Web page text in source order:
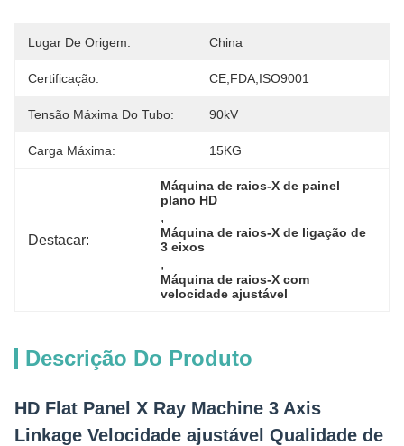
Lugar De Origem: China
Certificação: CE,FDA,ISO9001
Tensão Máxima Do Tubo: 90kV
Carga Máxima: 15KG
Destacar:
Máquina de raios-X de painel
plano HD
,
Máquina de raios-X de ligação de
3 eixos
,
Máquina de raios-X com
velocidade ajustável
Descrição Do Produto
HD Flat Panel X Ray Machine 3 Axis
Linkage Velocidade ajustável Qualidade de